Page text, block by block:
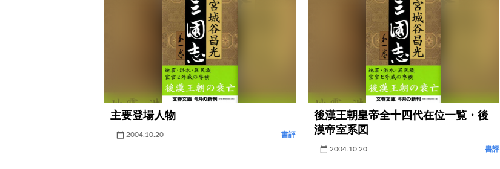
主要登場人物
2004.10.20 書評
後漢王朝皇帝全十四代在位一覧・後
漢帝室系図
2004.10.20 書評